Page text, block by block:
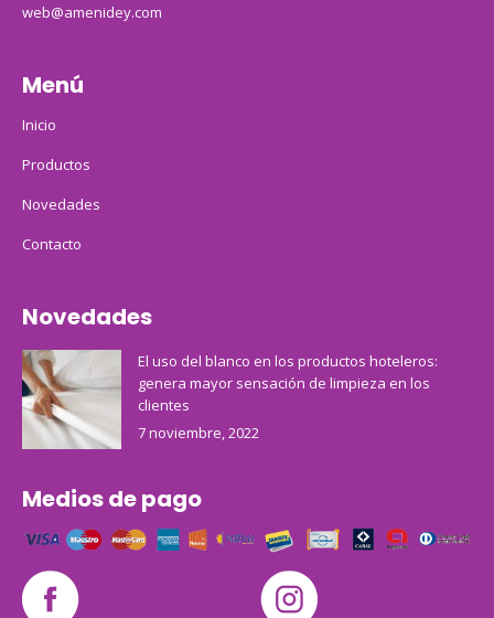
web@amenidey.com
Menú
Inicio
Productos
Novedades
Contacto
Novedades
El uso del blanco en los productos hoteleros:
genera mayor sensación de limpieza en los
clientes
7 noviembre, 2022
Medios de pago